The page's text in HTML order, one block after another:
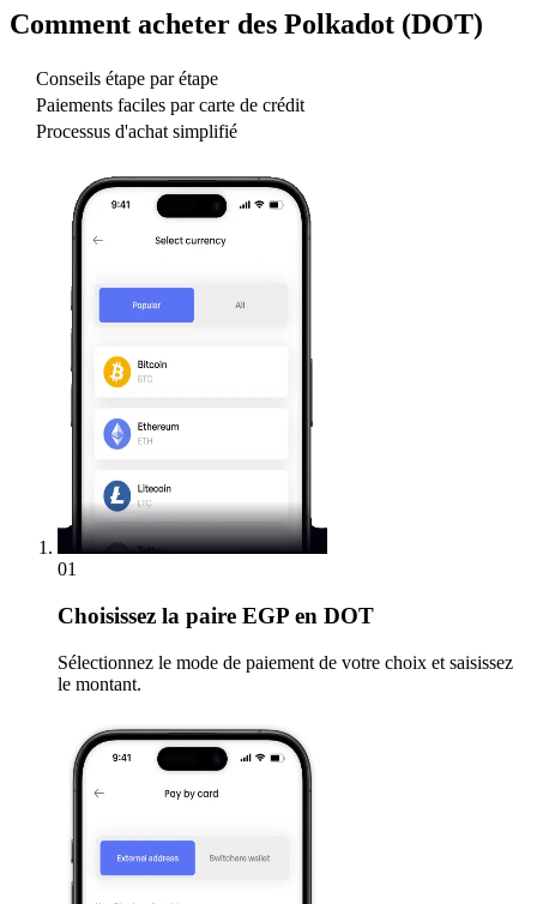
Comment acheter des Polkadot (DOT)
Conseils étape par étape
Paiements faciles par carte de crédit
Processus d'achat simplifié
01
Choisissez la paire EGP en DOT
Sélectionnez le mode de paiement de votre choix et saisissez
le montant.